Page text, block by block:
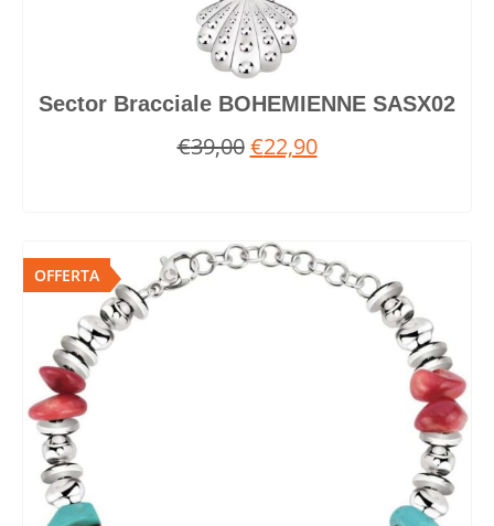
Sector Bracciale BOHEMIENNE SASX02
€39,00 €22,90
OFFERTA